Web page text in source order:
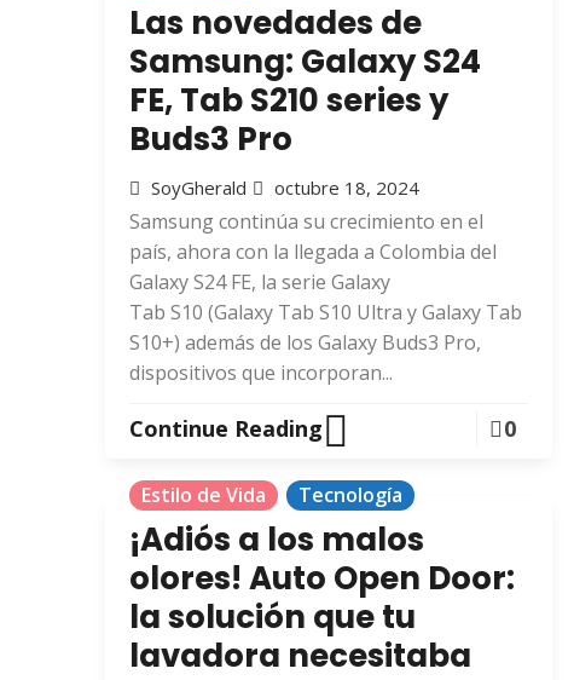
Las novedades de
Samsung: Galaxy S24
FE, Tab S210 series y
Buds3 Pro
SoyGherald octubre 18, 2024
Samsung continúa su crecimiento en el
país, ahora con la llegada a Colombia del
Galaxy S24 FE, la serie Galaxy
Tab S10 (Galaxy Tab S10 Ultra y Galaxy Tab
S10+) además de los Galaxy Buds3 Pro,
dispositivos que incorporan...
Continue Reading 0
Estilo de Vida Tecnología
¡Adiós a los malos
olores! Auto Open Door:
la solución que tu
lavadora necesitaba